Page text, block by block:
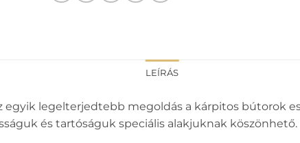
LEÍRÁS
egyik legelterjedtebb megoldás a kárpitos bútorok
és tartóságuk speciális alakjuknak köszönhető.